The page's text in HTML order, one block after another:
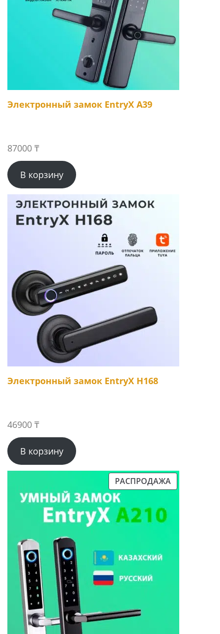
Электронный замок EntryX A39
87000 ₸
В корзину
Электронный замок EntryX H168
46900 ₸
В корзину
РАСПРОДАЖА
ПРОДАВАЕМЫЙ
ТОВАР